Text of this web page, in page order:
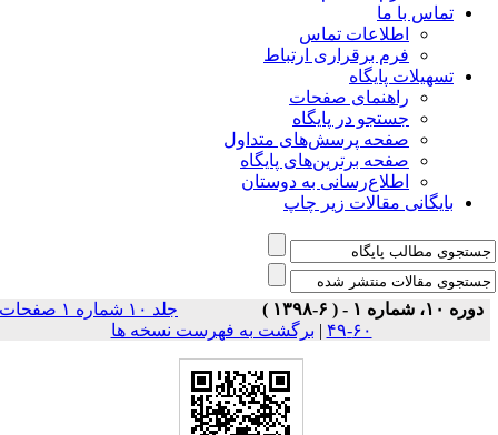
تماس با ما
اطلاعات تماس
فرم برقراری ارتباط
تسهیلات پایگاه
راهنمای صفحات
جستجو در پایگاه
صفحه پرسش‌های متداول
صفحه برترین‌های پایگاه
اطلاع‌رسانی به دوستان
بایگانی مقالات زیر چاپ
دوره ۱۰، شماره ۱ - ( ۶-۱۳۹۸ )
جلد ۱۰ شماره ۱ صفحات
۶۰-۴۹
|برگشت به فهرست نسخه ها